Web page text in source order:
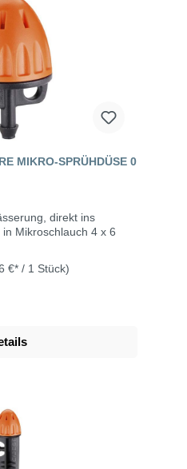
MIKRO-SPRÜHDÜSE 0
direkt ins
Mikroschlauch 4 x 6
€* / 1 Stück)